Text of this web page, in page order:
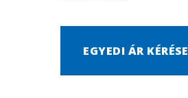
EGYEDI ÁR KÉRÉSE